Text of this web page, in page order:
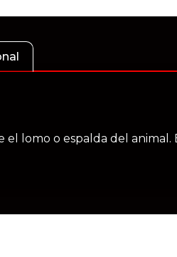
el lomo o espalda del